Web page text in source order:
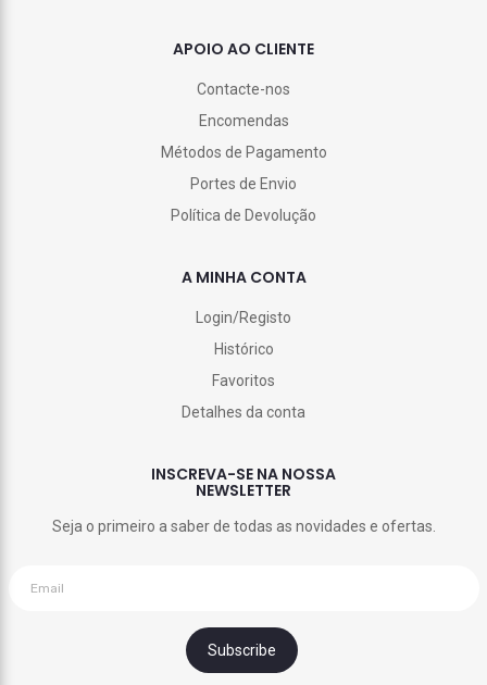
APOIO AO CLIENTE
Contacte-nos
Encomendas
Métodos de Pagamento
Portes de Envio
Política de Devolução
A MINHA CONTA
Login/Registo
Histórico
Favoritos
Detalhes da conta
INSCREVA-SE NA NOSSA
NEWSLETTER
Seja o primeiro a saber de todas as novidades e ofertas.